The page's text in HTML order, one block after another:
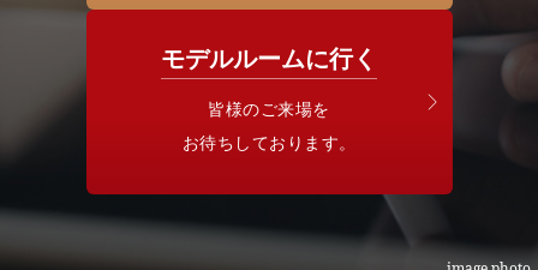
モデルルームに行く
皆様のご来場を
お待ちしております。